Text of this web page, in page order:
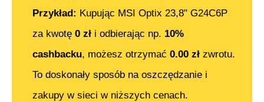
Przykład: Kupując MSI Optix 23,8" G24C6P
za kwotę 0 zł i odbierając np. 10%
cashbacku, możesz otrzymać 0.00 zł zwrotu.
To doskonały sposób na oszczędzanie i
zakupy w sieci w niższych cenach.